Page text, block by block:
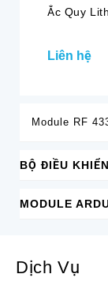
Ắc Quy
Liên hệ
Module RF
BỘ ĐIỀU
MODULE
Dịch Vụ